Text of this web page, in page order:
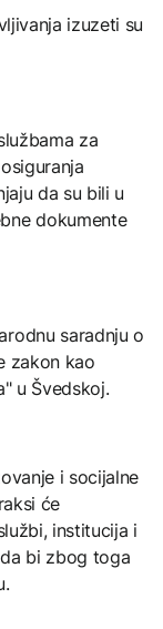
izuzeti su
za
da su bili u
dokumente
saradnju o
zakon kao
u Švedskoj.
i socijalne
će
institucija i
bi zbog toga